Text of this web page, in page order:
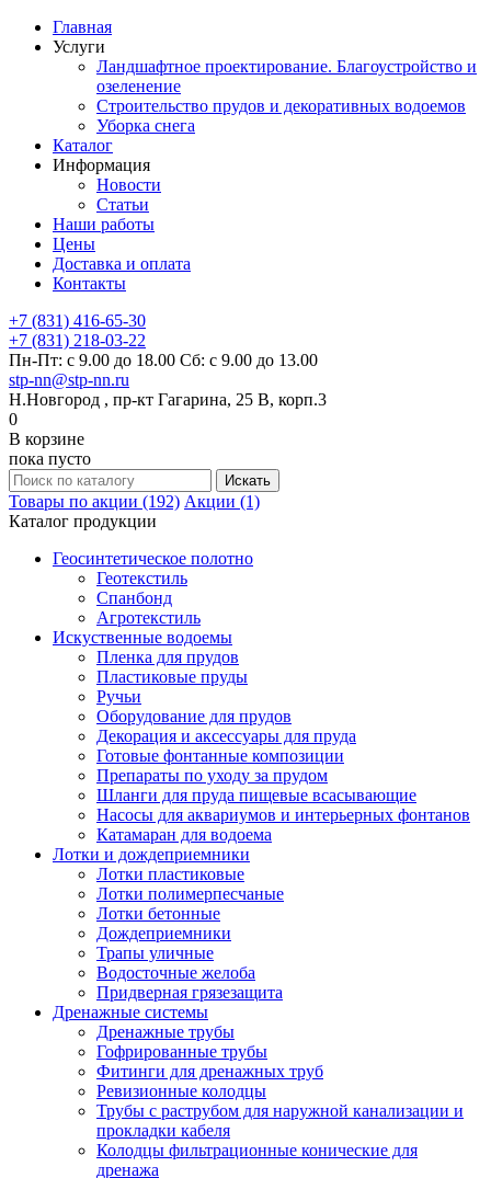
Главная
Услуги
Ландшафтное проектирование. Благоустройство и
озеленение
Строительство прудов и декоративных водоемов
Уборка снега
Каталог
Информация
Новости
Статьи
Наши работы
Цены
Доставка и оплата
Контакты
+7 (831) 416-65-30
+7 (831) 218-03-22
Пн-Пт: с 9.00 до 18.00 Сб: с 9.00 до 13.00
stp-nn@stp-nn.ru
Н.Новгород , пр-кт Гагарина, 25 В, корп.3
0
В корзине
пока пусто
Товары по акции (192) Акции (1)
Каталог продукции
Геосинтетическое полотно
Геотекстиль
Спанбонд
Агротекстиль
Искуственные водоемы
Пленка для прудов
Пластиковые пруды
Ручьи
Оборудование для прудов
Декорация и аксессуары для пруда
Готовые фонтанные композиции
Препараты по уходу за прудом
Шланги для пруда пищевые всасывающие
Насосы для аквариумов и интерьерных фонтанов
Катамаран для водоема
Лотки и дождеприемники
Лотки пластиковые
Лотки полимерпесчаные
Лотки бетонные
Дождеприемники
Трапы уличные
Водосточные желоба
Придверная грязезащита
Дренажные системы
Дренажные трубы
Гофрированные трубы
Фитинги для дренажных труб
Ревизионные колодцы
Трубы с раструбом для наружной канализации и
прокладки кабеля
Колодцы фильтрационные конические для
дренажа